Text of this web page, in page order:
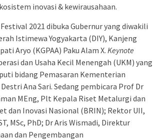
inovasi & kewirausahaan.
2021 dibuka Gubernur yang diwakili
Istimewa Yogyakarta (DIY), Kanjeng
Aryo (KGPAA) Paku Alam X. Keynote
dan Usaha Kecil Menengah (UKM) yang
bidang Pemasaran Kementerian
Ana Sari. Sedang pembicara Prof Dr
MEng, Plt Kepala Riset Metalurgi dan
dan Inovasi Nasional (BRIN); Rektor UII,
MSc, PhD; Dr Aris Wismadi, Direktur
dan Pengembangan